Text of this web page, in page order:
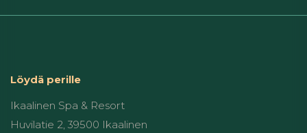
Löydä perille
Ikaalinen Spa & Resort
Huvilatie 2, 39500 Ikaalinen